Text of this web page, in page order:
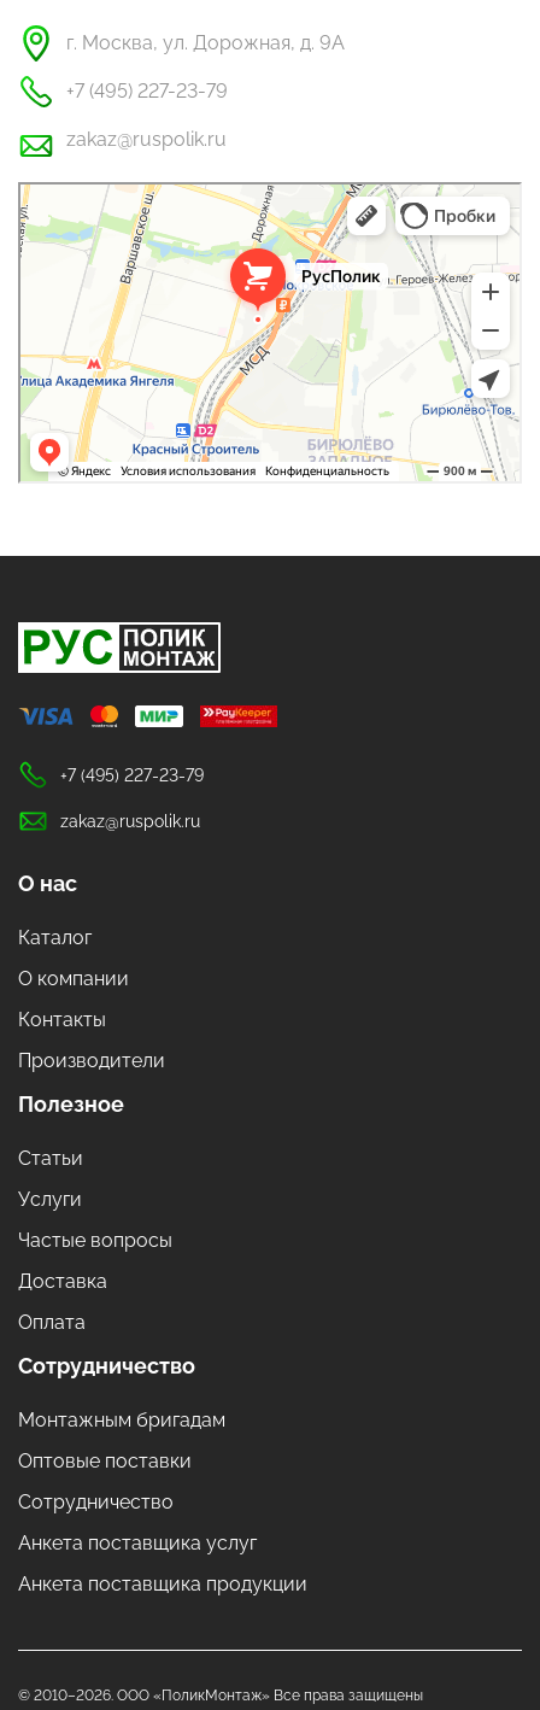
г. Москва, ул. Дорожная, д. 9А
+7 (495) 227-23-79
zakaz@ruspolik.ru
РусПолик
Оргстекло, поликарбонат в Москве
Строительные и отделочные работы в Москве
+7 (495) 227-23-79
zakaz@ruspolik.ru
О нас
Каталог
О компании
Контакты
Производители
Полезное
Статьи
Услуги
Частые вопросы
Доставка
Оплата
Сотрудничество
Монтажным бригадам
Оптовые поставки
Сотрудничество
Анкета поставщика услуг
Анкета поставщика продукции
© 2010–2026. ООО «ПоликМонтаж» Все права защищены